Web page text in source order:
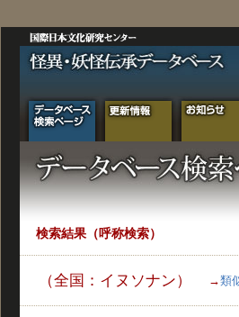
検索結果（呼称検索）
（全国：イヌソナン） →類